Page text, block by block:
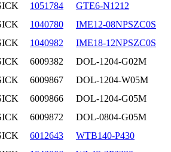
1051784
GTE6-N1212
1040780
IME12-08NPSZC0S
1040982
IME18-12NPSZC0S
6009382
DOL-1204-G02M
6009867
DOL-1204-W05M
6009866
DOL-1204-G05M
6009872
DOL-0804-G05M
6012643
WTB140-P430